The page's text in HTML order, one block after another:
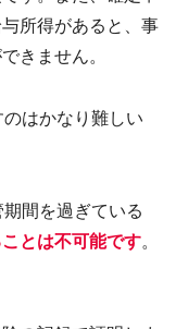
所得があると、事
きません。
はかなり難しい
間を過ぎている
とは不可能です。